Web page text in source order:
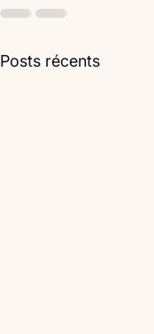
Posts récents